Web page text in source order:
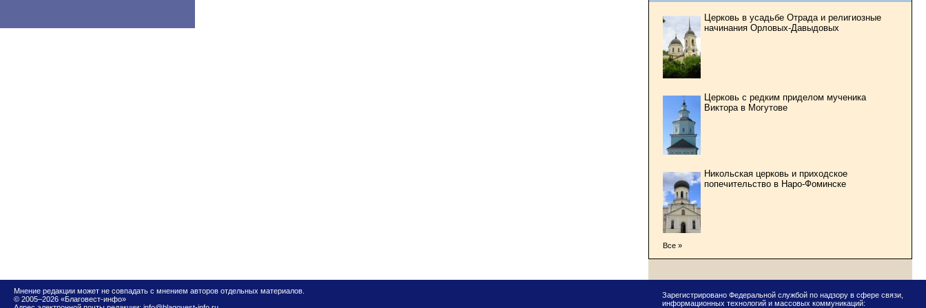
Церковь в усадьбе Отрада и религиозные
начинания Орловых-Давыдовых
Церковь с редким приделом мученика
Виктора в Могутове
Никольская церковь и приходское
попечительство в Наро-Фоминске
Все »
Мнение редакции может не совпадать с мнением авторов отдельных материалов.
© 2005–2026 «Благовест-инфо»
Зарегистрировано Федеральной службой по надзору в сфере связи,
информационных технологий и массовых коммуникаций: